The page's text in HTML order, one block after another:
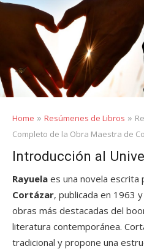
Home » Resúmenes de Libros »
Completo de la Obra Maestra de
Introducción al
Rayuela es una novela escrita
Cortázar, publicada en 1963
obras más destacadas del
literatura contemporánea.
tradicional y propone una